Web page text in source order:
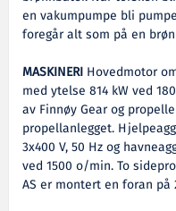
en vakumpumpe bli
foregår alt som på en
MASKINERI Hovedmotor
med ytelse 814 kW ved
av Finnøy Gear og
propellanlegget.
3x400 V, 50 Hz og
ved 1500 o/min. To
AS er montert en foran på